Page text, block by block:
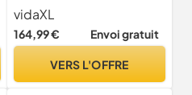
de Sécurité, Porte
d'Extérieure Terrasse,
100x125 cm Acier Corten
vidaXL
164,99 € Envoi gratuit
VERS L'OFFRE